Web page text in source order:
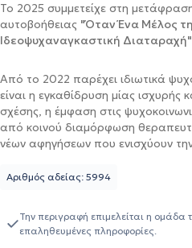
Το 2025 συμμετείχε στη
αυτοβοήθειας "Όταν Ένα Μέλος
Ιδεοψυχαναγκαστική Διαταραχή"
Από το 2022 παρέχει ιδιωτικά
είναι η εγκαθίδρυση μίας ισχυρής
σχέσης, η έμφαση στις
από κοινού διαμόρφωση
νέων αφηγήσεων που ενισχύουν
ψυχικής ανθεκτικότητας και
Αριθμός αδείας: 5994
Την περιγραφή επιμελείται η
επαληθευμένες πληροφορίες.